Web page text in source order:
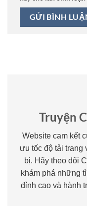
Truyện
Website cam kết
ưu tốc độ tải trang
bị. Hãy theo dõi
khám phá những
đỉnh cao và hành